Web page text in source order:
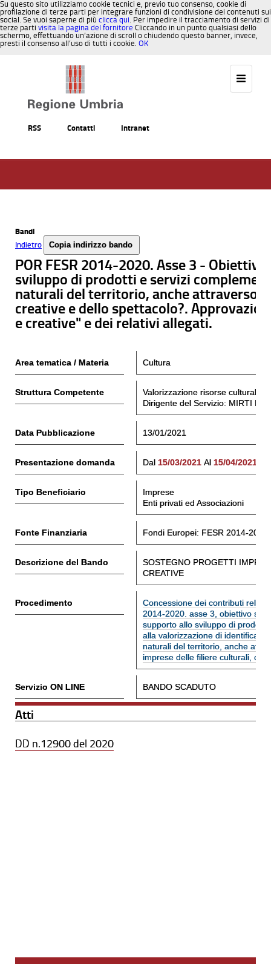
Su questo sito utilizziamo cookie tecnici e, previo tuo consenso, cookie di
profilazione di terze parti per integrare funzioni di condivisione dei contenuti sui
social. Se vuoi saperne di più clicca qui. Per impedire il tracciamento di servizi di
terze parti visita la pagina del fornitore Cliccando in un punto qualsiasi dello
schermo, effettuando un’azione di scroll o chiudendo questo banner, invece,
presti il consenso all’uso di tutti i cookie. OK
RSS Contatti Intranet